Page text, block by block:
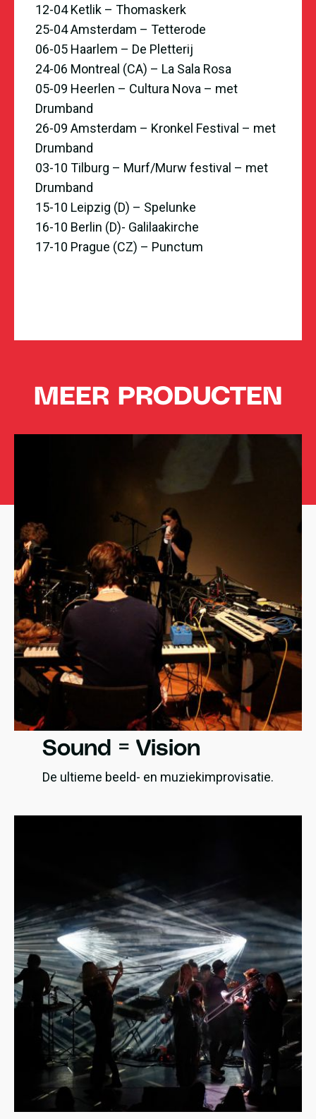
12-04Ketlik – Thomaskerk
25-04 Amsterdam – Tetterode
06-05 Haarlem – De Pletterij
24-06 Montreal (CA) – La Sala Rosa
05-09 Heerlen – Cultura Nova – met
Drumband
26-09 Amsterdam – Kronkel Festival – met
Drumband
03-10 Tilburg – Murf/Murw festival – met
Drumband
15-10 Leipzig (D) – Spelunke
16-10 Berlin (D)- Galilaakirche
17-10 Prague (CZ) – Punctum
MEER PRODUCTEN
Sound = Vision
De ultieme beeld- en muziekimprovisatie.